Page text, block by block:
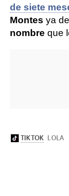
de siete
Montes ya
nombre que